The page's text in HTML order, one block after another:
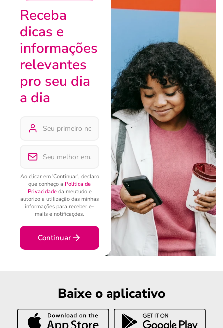
Receba
dicas e
informações
relevantes
pro seu dia
a dia
Ao clicar em 'Continuar', declaro
que conheço a Política de
Privacidadeda meutudo e
autorizo a utilização das minhas
informações para receber e-
mails e notificações.
Continuar
Baixe o aplicativo